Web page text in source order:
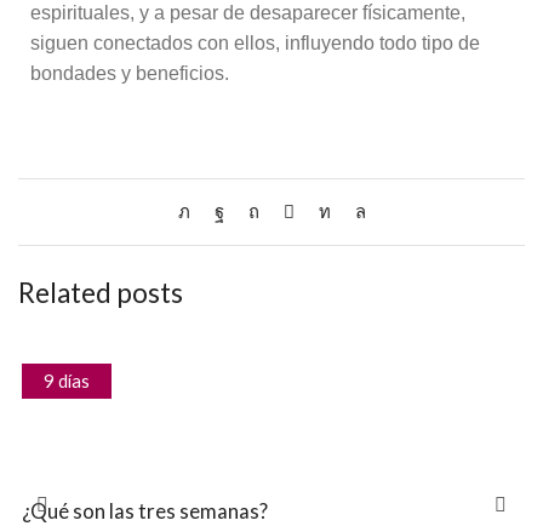
espirituales, y a pesar de desaparecer físicamente,
siguen conectados con ellos, influyendo todo tipo de
bondades y beneficios.
Related posts
9 días
¿Qué son las tres semanas?